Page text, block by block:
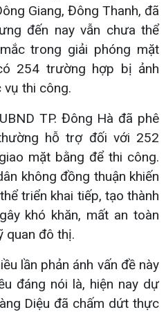
Giang, Đông Thanh, đã
đến nay vẫn chưa thể
trong giải phóng mặt
254 trường hợp bị ảnh
vụ thi công.
TP. Đông Hà đã phê
hỗ trợ đối với 252
mặt bằng để thi công.
không đồng thuận khiến
triển khai tiếp, tạo thành
khó khăn, mất an toàn
quan đô thị.
lần phản ánh vấn đề này
đáng nói là, hiện nay dự
Diệu đã chấm dứt thực